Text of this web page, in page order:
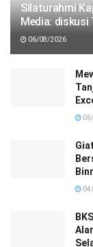
Silaturahmi
Media: diskusi
06/08/2026